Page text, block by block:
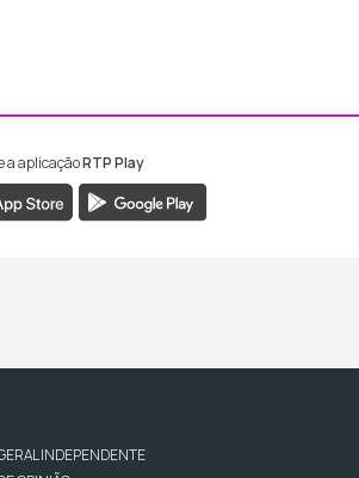
Madeira
Madeira
a aplicaçãoRTP Play
INDEPENDENTE